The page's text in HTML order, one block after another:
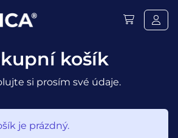
košík
si prosím své údaje.
je prázdný.